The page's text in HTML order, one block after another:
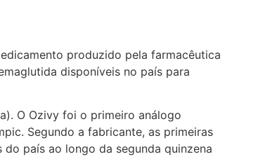
produzido pela farmacêutica
disponíveis no país para
O Ozivy foi o primeiro análogo
Segundo a fabricante, as primeiras
país ao longo da segunda quinzena